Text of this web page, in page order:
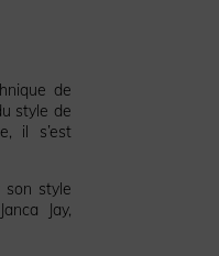
de
style de
il s’est
son style
Jay,